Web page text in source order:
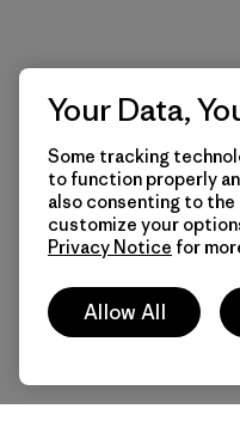
Your Data,
Some tracking
to function properly
also consenting to
customize your
Privacy Notice for
Allow All